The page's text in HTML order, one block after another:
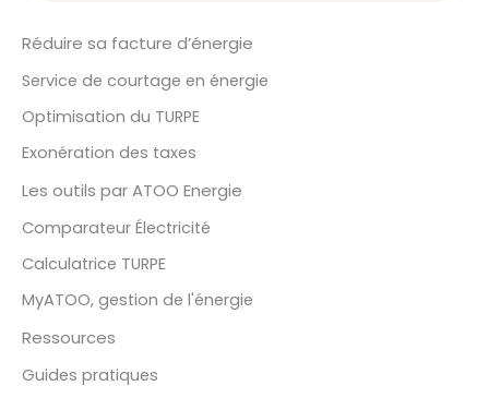
Réduire sa facture d’énergie
Service de courtage en énergie
Optimisation du TURPE
Exonération des taxes
Les outils par ATOO Energie
Comparateur Électricité
Calculatrice TURPE
MyATOO, gestion de l'énergie
Ressources
Guides pratiques